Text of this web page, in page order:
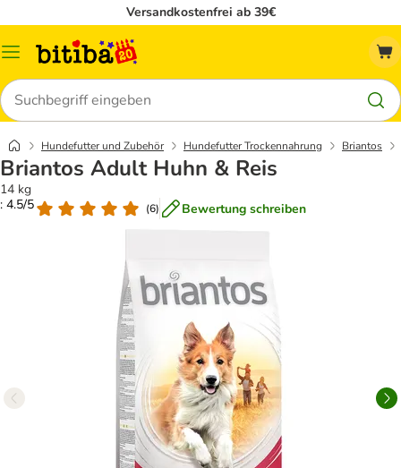
Versandkostenfrei ab 39€
Menü
Suchen
Hundefutter und Zubehör Hundefutter Trockennahrung Briantos
Briantos Adult Huhn & Reis
14 kg
: 4.5/5
(6) Bewertung schreiben